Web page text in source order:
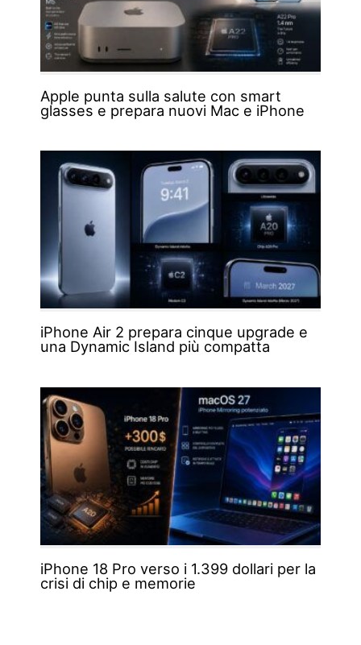
Apple punta sulla salute con smart
glasses e prepara nuovi Mac e iPhone
iPhone Air 2 prepara cinque upgrade e
una Dynamic Island più compatta
iPhone 18 Pro verso i 1.399 dollari per la
crisi di chip e memorie